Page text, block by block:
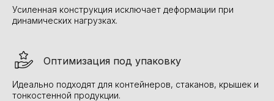
Усиленная конструкция исключает деформации при
динамических нагрузках.
Оптимизация под упаковку
Идеально подходят для контейнеров, стаканов, крышек и
тонкостенной продукции.